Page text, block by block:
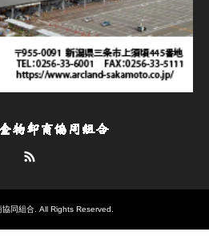
協同組合. All Rights Reserved.